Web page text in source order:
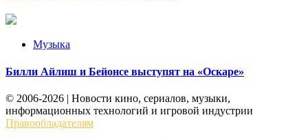
Музыка
Билли Айлиш и Бейонсе выступят на «Оскаре»
© 2006-2026 | Новости кино, сериалов, музыки,
информационных технологий и игровой индустрии
Правообладателям